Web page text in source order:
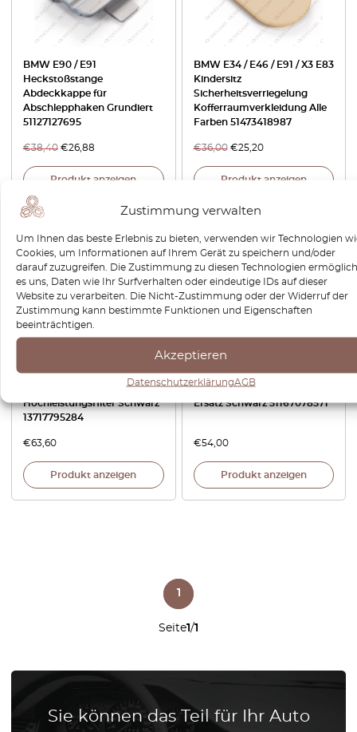
Zustimmung verwalten
Um Ihnen das beste Erlebnis zu bieten, verwenden wir Technologien
Cookies, um Informationen auf Ihrem Gerät zu speichern und/oder
darauf zuzugreifen. Die Zustimmung zu diesen Technologien
es uns, Daten wie Ihr Surfverhalten oder eindeutige IDs auf dieser
Website zu verarbeiten. Die Nicht-Zustimmung oder der Widerruf der
Zustimmung kann bestimmte Funktionen und Eigenschaften
beeinträchtigen.
Akzeptieren
DatenschutzerklärungAGB
BMW E90 / E91
Heckstoßstange
Abdeckkappe für
Abschlepphaken Grundiert
51127127695
€38,40 €26,88
Produkt anzeigen
BMW E34 / E46 / E91 / X3 E83
Kindersitz
Sicherheitsverriegelung
Kofferraumverkleidung Alle
Farben 51473418987
€36,00 €25,20
Produkt anzeigen
Luftansaugschlauch-Adapter
Hochleistungsfilter Schwarz
13717795284
€63,60
Produkt anzeigen
BMW E90 E91 E92 E93
Doppel-Getränkehalter
Aschenbecher Entfernen
Ersatz Schwarz 51167078571
€54,00
Produkt anzeigen
Seite1/1
1
Sie können das Teil für Ihr Auto